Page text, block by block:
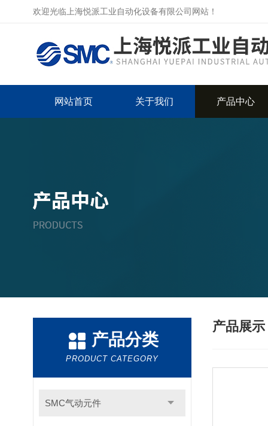
欢迎光临上海悦派工业自动化设备有限公司网站！
网站首页 关于我们 产品中心
产品分类
PRODUCT CATEGORY
SMC气动元件
产品展示